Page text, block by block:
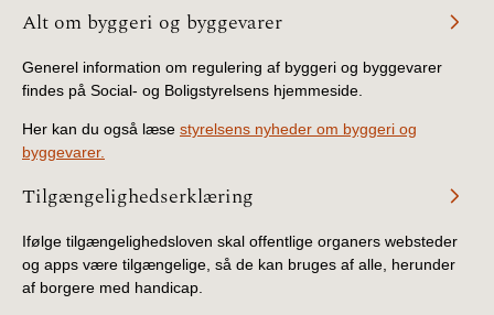
2019)
BR18 (1/1-4/7 2019)
2018)
BR18 (1/1-30/6
Alt om byggeri og byggevarer
Generel information om regulering af byggeri og byggevarer
findes på Social- og Boligstyrelsens hjemmeside.
Her kan du også læse styrelsens nyheder om byggeri og
byggevarer.
Tilgængelighedserklæring
Ifølge tilgængelighedsloven skal offentlige organers websteder
og apps være tilgængelige, så de kan bruges af alle, herunder
af borgere med handicap.